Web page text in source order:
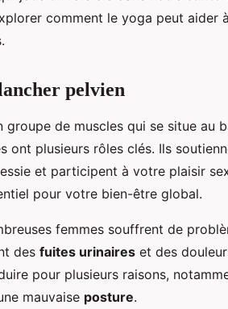
comment le yoga peut aider
pelvien
groupe de muscles qui se situe au
ont plusieurs rôles clés. Ils
et participent à votre plaisir
pour votre bien-être global.
femmes souffrent de
des fuites urinaires et des
pour plusieurs raisons,
mauvaise posture.